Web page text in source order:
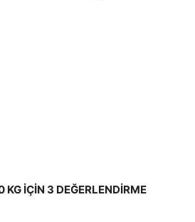
KG IÇIN 3 DEĞERLENDIRME